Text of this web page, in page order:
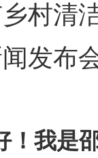
乡村清
发布
！我是